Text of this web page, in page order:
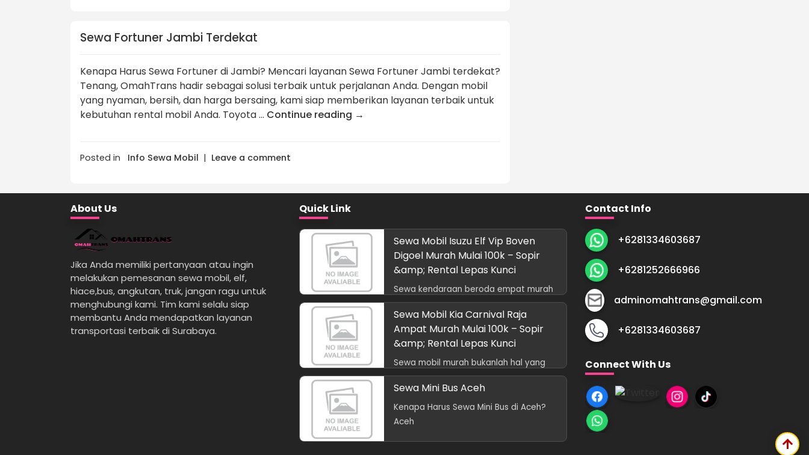
Sewa Fortuner Jambi Terdekat
Kenapa Harus Sewa Fortuner di Jambi? Mencari layanan Sewa Fortuner Jambi terdekat?
Tenang, OmahTrans hadir sebagai solusi terbaik untuk perjalanan Anda. Dengan mobil
yang nyaman, bersih, dan harga bersaing, kami siap memberikan layanan terbaik untuk
kebutuhan rental mobil Anda. Toyota … Continue reading →
Posted in Info Sewa Mobil | Leave a comment
About Us
Jika Anda memiliki pertanyaan atau ingin
melakukan pemesanan sewa mobil, elf,
hiace,bus, angkutan, truk, jangan ragu untuk
menghubungi kami. Tim kami selalu siap
membantu Anda mendapatkan layanan
transportasi terbaik di Surabaya.
Quick Link
Sewa Mobil Isuzu Elf Vip Boven
Digoel Murah Mulai 100k – Sopir
&amp; Rental Lepas Kunci
Sewa kendaraan beroda empat murah
bukanl
Sewa Mobil Kia Carnival Raja
Ampat Murah Mulai 100k – Sopir
&amp; Rental Lepas Kunci
Sewa mobil murah bukanlah hal yang
susah
Sewa Mini Bus Aceh
Kenapa Harus Sewa Mini Bus di Aceh?
Aceh
Contact Info
+6281334603687
+6281252666966
adminomahtrans@gmail.com
+6281334603687
Connect With Us
arrow_upward